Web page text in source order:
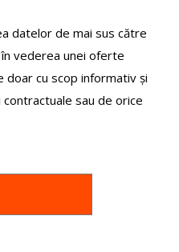
datelor de mai sus către
în vederea unei oferte
cu scop informativ și
sau de orice